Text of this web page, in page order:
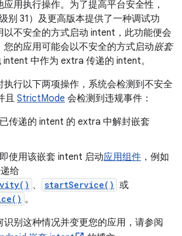
用执行操作。为了提高平台安全性，
别 31）及更高版本提供了一种调试功
以不安全的方式启动 intent，此功能便会
您的应用可能会以不安全的方式启动嵌套
intent 中作为 extra 传递的 intent。
执行以下两项操作，系统会检测到不安全
且StrictMode 会检测到违规事件：
传递的 intent 的 extra 中解封嵌套
使用该嵌套 intent 启动应用组件 ，例如
给
、 startService() 或
。
识别这种情况并变更您的应用，请参阅